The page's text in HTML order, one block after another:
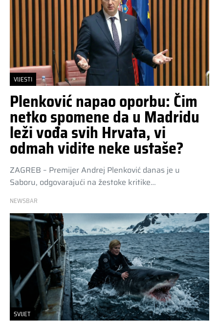
VIJESTI
Plenković napao oporbu: Čim
netko spomene da u Madridu
leži vođa svih Hrvata, vi
odmah vidite neke ustaše?
ZAGREB – Premijer Andrej Plenković danas je u
Saboru, odgovarajući na žestoke kritike…
NEWSBAR
SVIJET